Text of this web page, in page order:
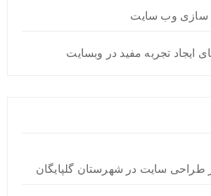
سازی وب سایت
طراحی سایت در شهرستان گلپایگان